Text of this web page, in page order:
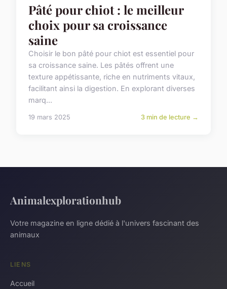
Pâté pour chiot : le meilleur
choix pour sa croissance
saine
Choisir le bon pâté pour chiot est essentiel pour
sa croissance saine. Les pâtés offrent une
texture appétissante, riche en nutriments vitaux,
facilitant ainsi la digestion. En explorant diverses
marq...
19 mars 2025 3 min de lecture →
Animalexplorationhub
Votre magazine en ligne dédié à l'univers fascinant des
animaux
LIENS
Accueil